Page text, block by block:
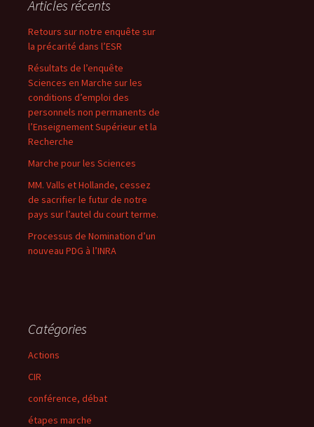
Articles récents
Retours sur notre enquête sur
la précarité dans l’ESR
Résultats de l’enquête
Sciences en Marche sur les
conditions d’emploi des
personnels non permanents de
l’Enseignement Supérieur et la
Recherche
Marche pour les Sciences
MM. Valls et Hollande, cessez
de sacrifier le futur de notre
pays sur l’autel du court terme.
Processus de Nomination d’un
nouveau PDG à l’INRA
Catégories
Actions
CIR
conférence, débat
étapes marche